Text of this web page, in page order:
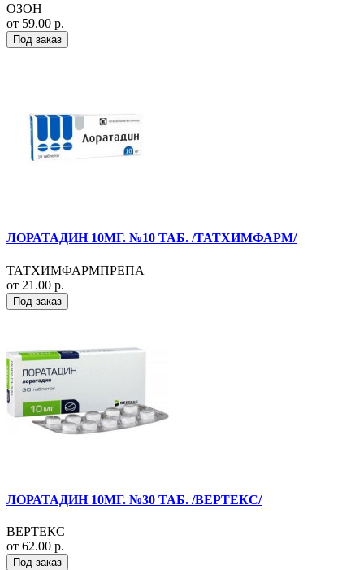
ОЗОН
от 59.00 р.
Под заказ
ЛОРАТАДИН 10МГ. №10 ТАБ. /ТАТХИМФАРМ/
ТАТХИМФАРМПРЕПА
от 21.00 р.
Под заказ
ЛОРАТАДИН 10МГ. №30 ТАБ. /ВЕРТЕКС/
ВЕРТЕКС
от 62.00 р.
Под заказ